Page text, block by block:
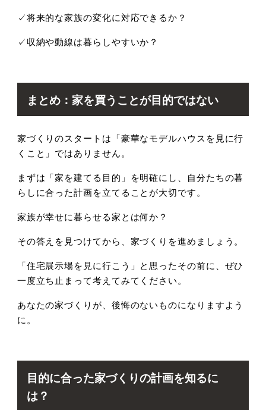
✓将来的な家族の変化に対応できるか？
✓収納や動線は暮らしやすいか？
まとめ：家を買うことが目的ではない
家づくりのスタートは「豪華なモデルハウスを見に行
くこと」ではありません。
まずは「家を建てる目的」を明確にし、自分たちの暮
らしに合った計画を立てることが大切です。
家族が幸せに暮らせる家とは何か？
その答えを見つけてから、家づくりを進めましょう。
「住宅展示場を見に行こう」と思ったその前に、ぜひ
一度立ち止まって考えてみてください。
あなたの家づくりが、後悔のないものになりますよう
に。
目的に合った家づくりの計画を知るに
は？